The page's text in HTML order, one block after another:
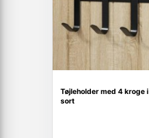
Tøjleholder med 4 kroge
sort